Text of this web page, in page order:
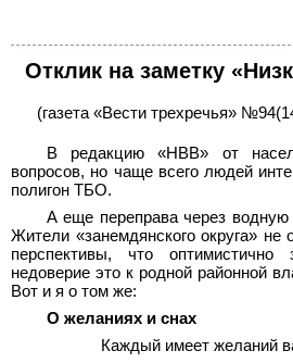
Отклик на заметку
(газета «Вести трехречья»
В редакцию «НВВ» от
вопросов, но чаще всего людей
полигон ТБО.
А еще переправа через водную
Жители «занемдянского округа»
перспективы, что
недоверие это к родной районной
Вот и я о том же:
О желаниях и снах
Каждый имеет желаний